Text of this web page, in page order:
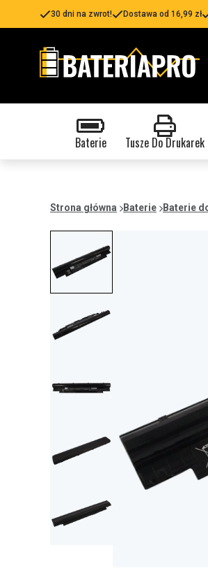
30 dni na zwrot! Dostawa od 16,99 zł
Baterie Tusze Do Drukarek
Strona główna Baterie Baterie